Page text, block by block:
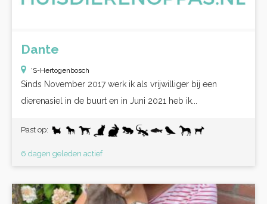
Dante
'S-Hertogenbosch
Sinds November 2017 werk ik als vrijwilliger bij een
dierenasiel in de buurt en in Juni 2021 heb ik...
Past op:
6 dagen geleden actief